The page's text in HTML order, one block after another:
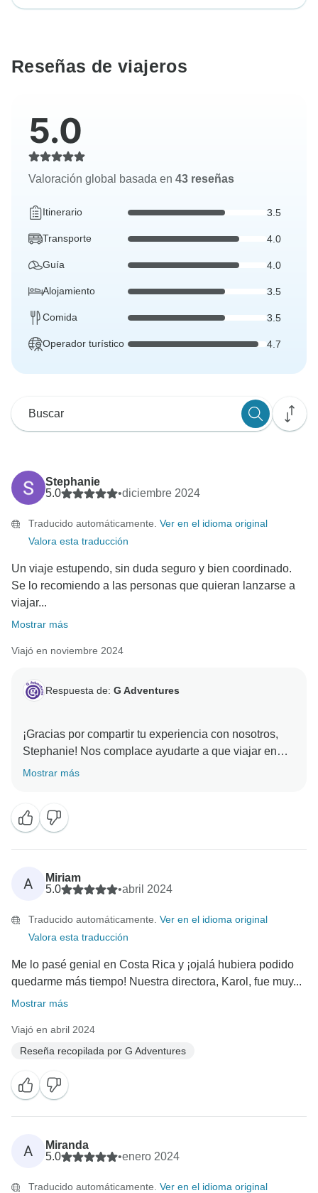
Reseñas de viajeros
5.0
Valoración global basada en 43 reseñas
Itinerario 3.5
Transporte 4.0
Guía 4.0
Alojamiento 3.5
Comida 3.5
Operador turístico 4.7
Stephanie
5.0
•diciembre 2024
Traducido automáticamente. Ver en el idioma original
Valora esta traducción
Un viaje estupendo, sin duda seguro y bien coordinado.
Se lo recomiendo a las personas que quieran lanzarse a
viajar...
Mostrar más
Viajó en noviembre 2024
Respuesta de: G Adventures
¡Gracias por compartir tu experiencia con nosotros,
Stephanie! Nos complace ayudarte a que viajar en
solitario te resulte fácil y agradable. ¡El mundo se
Mostrar más
A
Miriam
5.0
•abril 2024
Traducido automáticamente. Ver en el idioma original
Valora esta traducción
Me lo pasé genial en Costa Rica y ¡ojalá hubiera podido
quedarme más tiempo! Nuestra directora, Karol, fue muy...
Mostrar más
Viajó en abril 2024
Reseña recopilada por G Adventures
A
Miranda
5.0
•enero 2024
Traducido automáticamente. Ver en el idioma original